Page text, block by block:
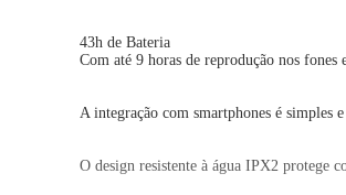
43h de Bateria
Com até 9 horas de reprodução nos
A integração com smartphones é
O design resistente à água IPX2 protege